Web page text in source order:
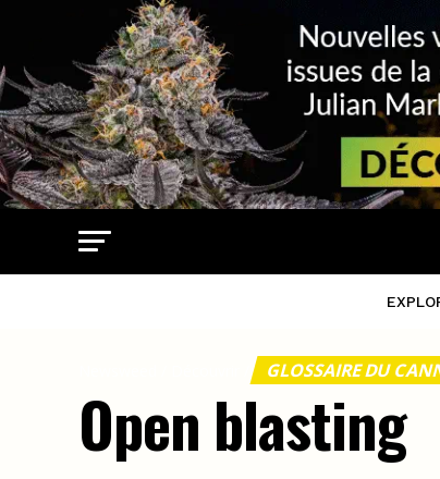
GLOSSAIRE DU
Open blasting